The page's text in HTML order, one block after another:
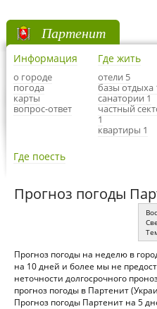
Партенит
Информация
о городе
погода
карты
вопрос-ответ
Где жить
отели 5
базы отдыха
санатории 1
частный
1
квартиры 1
Где поесть
Прогноз погоды
Прогноз погоды на неделю в
на 10 дней и более мы не
неточности долгосрочного
прогноз погоды в Партенит
Прогноз погоды Партенит на 5